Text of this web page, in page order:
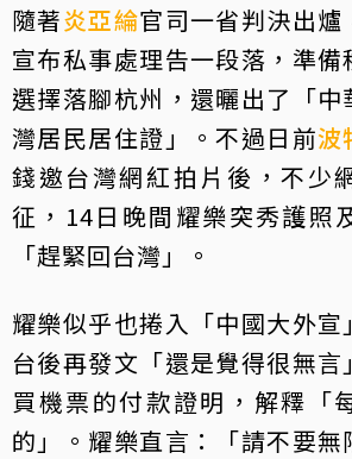
隨著炎亞綸官司一省判決出爐
宣布私事處理告一段落，準備
選擇落腳杭州，還曬出了「中
灣居民居住證」。不過日前波
錢邀台灣網紅拍片後，不少
征，14日晚間耀樂突秀護照
「趕緊回台灣」。
耀樂似乎也捲入「中國大外宣
台後再發文「還是覺得很無
買機票的付款證明，解釋「
的」。耀樂直言：「請不要無